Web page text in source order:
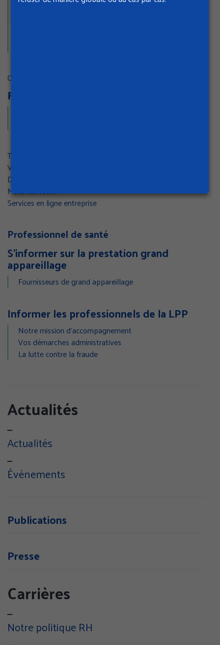
Comprendre vos cotisations AT/MP
Faire face aux arrêts et AT/MP
Travailleur indépendant
Vos instances paritaires
Documentation & statistiques
Nous contacter
Services en ligne entreprise
Professionnel de santé
S'informer sur la prestation grand
appareillage
Fournisseurs de grand appareillage
Informer les professionnels de la LPP
Notre mission d'accompagnement
Vos démarches administratives
La lutte contre la fraude
Actualités
Actualités
Évènements
Publications
Presse
Carrières
Notre politique RH